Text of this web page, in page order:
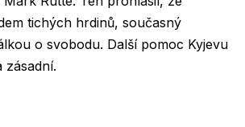
tichých hrdinů, současný
o svobodu. Další pomoc Kyjevu
zásadní.